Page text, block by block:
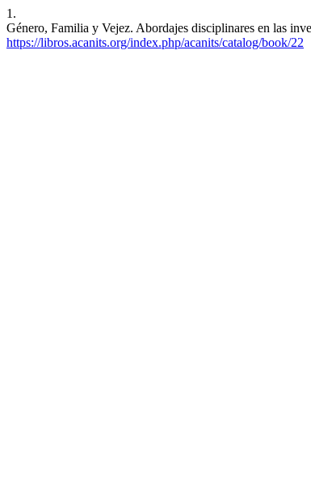
1.
Género, Familia y Vejez. Abordajes disciplinares en las
https://libros.acanits.org/index.php/acanits/catalog/book/22